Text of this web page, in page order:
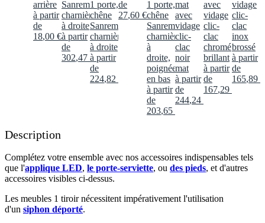
arrière
à partir
de
18,00 €
Sanremo,
charnières
à droite
à partir
de
302,47 €
1 porte,
chêne
Sanremo,
charnières
à droite
à partir
de
224,82
de
27,60 €
1 porte,
chêne
Sanremo,
charnières
à
droite,
poignée
en bas
à partir
de
203,65
mat
avec
vidage
clic-
clac
noir
mat
à partir
de
244,24
avec
vidage
clic-
clac
chromé
brillant
à partir
de
167,29
vidage
clic-
clac
inox
brossé
à partir
de
165,89
Description
Complétez votre ensemble avec nos accessoires indispensables tels
que l'applique LED, le porte-serviette, ou des pieds, et d'autres
accessoires visibles ci-dessus.​
Les meubles 1 tiroir nécessitent impérativement l'utilisation
d'un siphon déporté.​